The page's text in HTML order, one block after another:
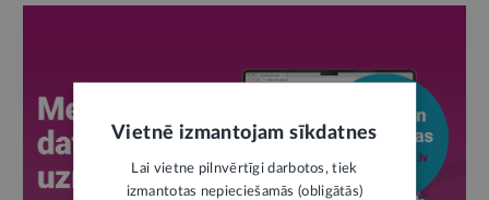
Vietnē izmantojam sīkdatnes
Lai vietne pilnvērtīgi darbotos, tiek
izmantotas nepieciešamās (obligātās)